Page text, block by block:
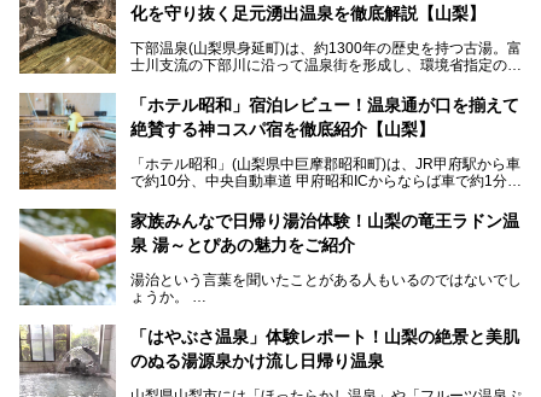
化を守り抜く足元湧出温泉を徹底解説【山梨】
下部温泉(山梨県身延町)は、約1300年の歴史を持つ古湯。富
士川支流の下部川に沿って温泉街を形成し、環境省指定の国
中でも「古湯坊 源泉舘」は、戦国時代に武田信玄公も療養
したと伝えられる名湯の宿。最大の特徴は、令和の現代にお
いても混浴文化が守られ、老若男女の分け隔て一切無く温泉
向にありますが、「古湯坊 源泉舘」では本来あるべき混浴
の姿が保たれている点に注目すべきでしょう。
今回は足元湧出の混浴温泉である「かくし湯大岩風呂」をは
じめ、湯治棟である「別館神泉」を中心に「古湯坊 源泉
舘」の全貌を徹底紹介します。
「ホテル昭和」宿泊レビュー！温泉通が口を揃えて
絶賛する神コスパ宿を徹底紹介【山梨】
「ホテル昭和」(山梨県中巨摩郡昭和町)は、JR甲府駅から車
で約10分、中央自動車道 甲府昭和ICからならば車で約1分の
から、一人泊でも6,000円台から宿泊可能です。
しかし、最大の魅力は“温泉そのもの”でしょう。自家源泉を
統の単純温泉は、入浴すると実にサッパリ爽快。日帰り入浴
不可なこともあり、全国の温泉ファンがこの温泉を求めて
では循環濾過の沸かし湯が一般的ですが、ここは本物の極上
温泉。まさに価格破壊と言えるクオリティです。
家族みんなで日帰り湯治体験！山梨の竜王ラドン温
泉 湯～とぴあの魅力をご紹介
湯治という言葉を聞いたことがある人もいるのではないでし
ょうか。
なかなか体験できない、湯治体験が日帰りでできる温浴施設
が山梨にあります。
「はやぶさ温泉」体験レポート！山梨の絶景と美肌
のぬる湯源泉かけ流し日帰り温泉